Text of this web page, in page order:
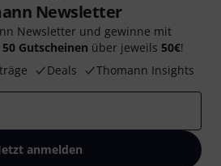
Newsletter
Newsletter und gewinne mit
50 Gutscheinen über jeweils 50€!
Deals Thomann Insights
anmelden